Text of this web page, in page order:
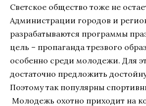
Светское общество тоже не
Администрации городов и
разрабатываются программы
цель – пропаганда трезвого
особенно среди молодежи. Для
достаточно предложить
Поэтому так популярны
Молодежь охотно приходит на